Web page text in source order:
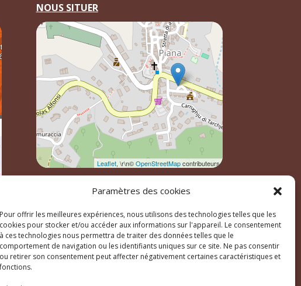
Paramètres des cookies
Pour offrir les meilleures expériences, nous utilisons des technologies telles que les
cookies pour stocker et/ou accéder aux informations sur l'appareil. Le consentement
à ces technologies nous permettra de traiter des données telles que le
comportement de navigation ou les identifiants uniques sur ce site. Ne pas consentir
ou retirer son consentement peut affecter négativement certaines caractéristiques et
fonctions.
NOUS SITUER
Leaflet, \r\n©OpenStreetMapcontributeurs
Légales